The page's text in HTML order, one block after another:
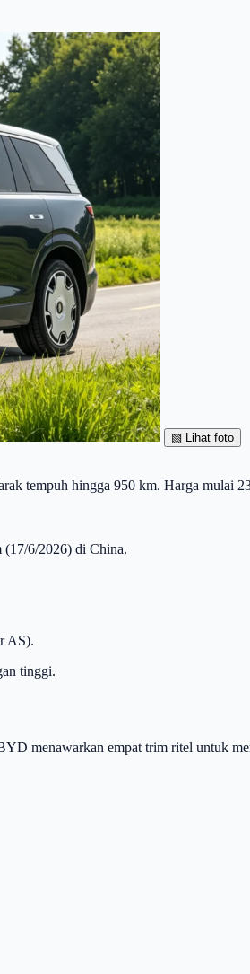
▧ Lihat foto
tempuh hingga 950 km. Harga mulai
(17/6/2026) di China.
AS).
tinggi.
menawarkan empat trim ritel untuk